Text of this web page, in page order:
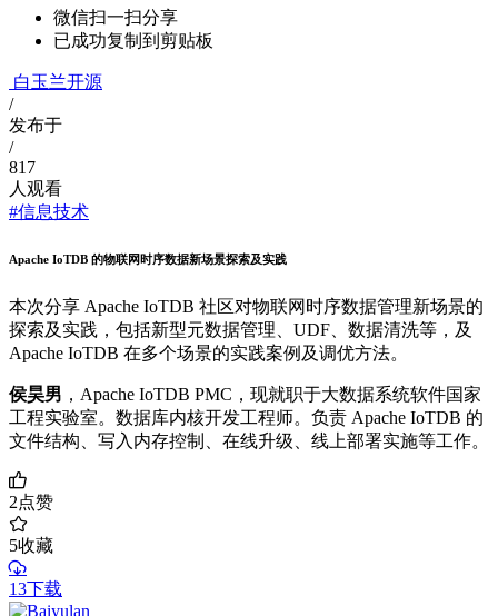
微信扫一扫分享
已成功复制到剪贴板
白玉兰开源
/
发布于
/
817
人观看
#信息技术
Apache IoTDB 的物联网时序数据新场景探索及实践
本次分享 Apache IoTDB 社区对物联网时序数据管理新场景的
探索及实践，包括新型元数据管理、UDF、数据清洗等，及
Apache IoTDB 在多个场景的实践案例及调优方法。
侯昊男 ，Apache IoTDB PMC，现就职于大数据系统软件国家
工程实验室。数据库内核开发工程师。负责 Apache IoTDB 的
文件结构、写入内存控制、在线升级、线上部署实施等工作。
2点赞
5收藏
13下载